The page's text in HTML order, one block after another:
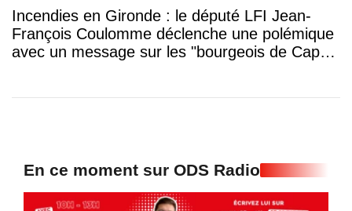
Incendies en Gironde : le député LFI Jean-
François Coulomme déclenche une polémique
avec un message sur les "bourgeois de Cap-
En ce moment sur ODS Radio